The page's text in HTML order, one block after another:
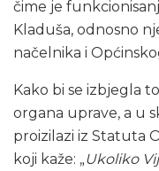
čime je
Kladuša, odnosno
načelnika i
Kako bi se izbjegla
organa uprave, a u
proizilazi iz Statuta
koji kaže: „Ukoliko